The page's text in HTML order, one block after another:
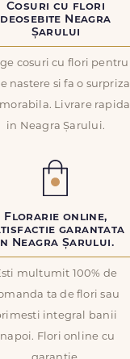
Cosuri cu flori
deosebite Neagra
Șarului
cosuri cu flori pentru
nastere si fa o surpriza
Livrare rapida
in Neagra Șarului.
Florarie online,
garantata
Neagra Șarului.
multumit 100% de
ta de flori sau
integral banii
Flori online cu